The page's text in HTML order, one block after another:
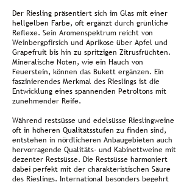
Der Riesling präsentiert sich im Glas mit einer
hellgelben Farbe, oft ergänzt durch grünliche
Reflexe. Sein Aromenspektrum reicht von
Weinbergpfirsich und Aprikose über Apfel und
Grapefruit bis hin zu spritzigen Zitrusfrüchten.
Mineralische Noten, wie ein Hauch von
Feuerstein, können das Bukett ergänzen. Ein
faszinierendes Merkmal des Rieslings ist die
Entwicklung eines spannenden Petroltons mit
zunehmender Reife.
Während restsüsse und edelsüsse Rieslingweine
oft in höheren Qualitätsstufen zu finden sind,
entstehen in nördlicheren Anbaugebieten auch
hervorragende Qualitäts- und Kabinettweine mit
dezenter Restsüsse. Die Restsüsse harmoniert
dabei perfekt mit der charakteristischen Säure
des Rieslings. International besonders begehrt